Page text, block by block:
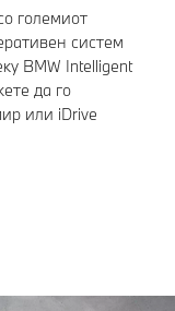
големиот
систем
BMW Intelligent
да го
или iDrive